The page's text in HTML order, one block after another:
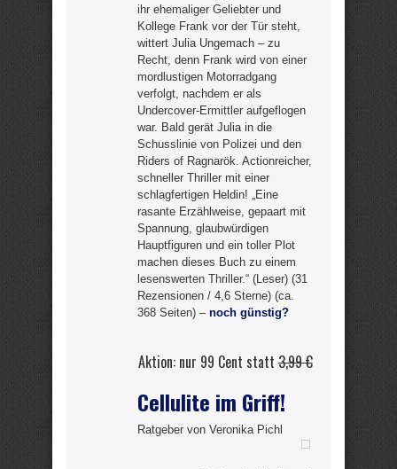
ihr ehemaliger Geliebter und
Kollege Frank vor der Tür steht,
wittert Julia Ungemach – zu
Recht, denn Frank wird von einer
mordlustigen Motorradgang
verfolgt, nachdem er als
Undercover-Ermittler aufgeflogen
war. Bald gerät Julia in die
Schusslinie von Polizei und den
Riders of Ragnarök. Actionreicher,
schneller Thriller mit einer
schlagfertigen Heldin! „Eine
rasante Erzählweise, gepaart mit
Spannung, glaubwürdigen
Hauptfiguren und ein toller Plot
machen dieses Buch zu einem
lesenswerten Thriller.“ (Leser) (31
Rezensionen / 4,6 Sterne) (ca.
368 Seiten) – noch günstig?
Aktion: nur 99 Cent statt3,99 €
Cellulite im Griff!
Ratgeber von Veronika Pichl